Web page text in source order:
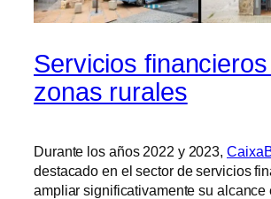
Servicios
zonas rurales
Durante los años 2022 y 2023,
destacado en el sector de servicios
ampliar significativamente su alcance